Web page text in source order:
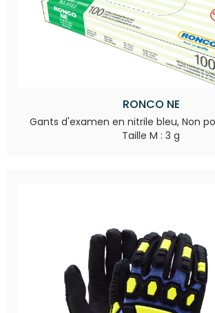
RONCO NE
Gants d'examen en nitrile bleu, Non
Taille M : 3 g